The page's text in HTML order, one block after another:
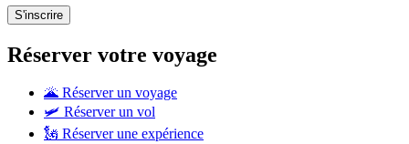
Réserver votre voyage
🌋 Réserver un voyage
🛩 Réserver un vol
🗽 Réserver une expérience